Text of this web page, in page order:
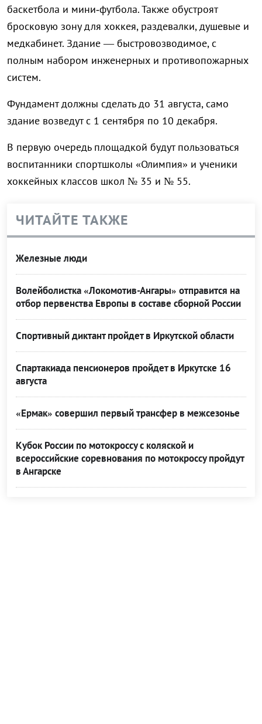
баскетбола и мини‑футбола. Также обустроят
бросковую зону для хоккея, раздевалки, душевые и
медкабинет. Здание — быстровозводимое, с
полным набором инженерных и противопожарных
систем.
Фундамент должны сделать до 31 августа, само
здание возведут с 1 сентября по 10 декабря.
В первую очередь площадкой будут пользоваться
воспитанники спортшколы «Олимпия» и ученики
хоккейных классов школ № 35 и № 55.
ЧИТАЙТЕ ТАКЖЕ
Железные люди
Волейболистка «Локомотив-Ангары» отправится на
отбор первенства Европы в составе сборной России
Спортивный диктант пройдет в Иркутской области
Спартакиада пенсионеров пройдет в Иркутске 16
августа
«Ермак» совершил первый трансфер в межсезонье
Кубок России по мотокроссу с коляской и
всероссийские соревнования по мотокроссу пройдут
в Ангарске